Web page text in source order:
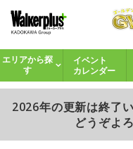
エリアから探
す
イベント
カレンダー
2026年の更新は終了
どうぞよ